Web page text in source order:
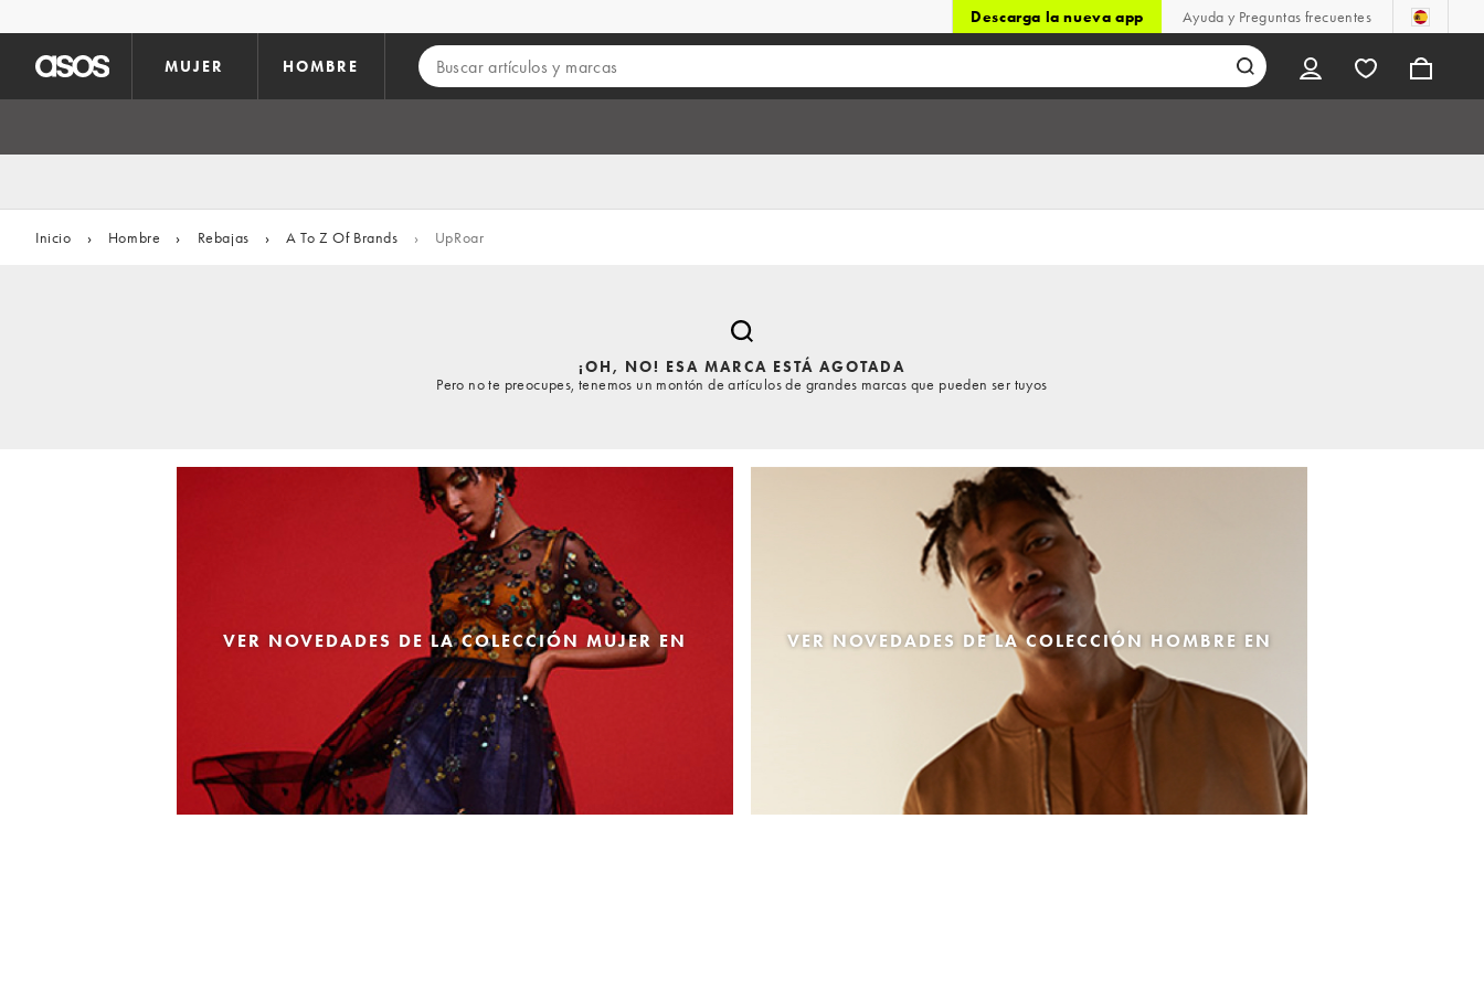
Descarga la nueva app Ayuda y Preguntas frecuentes
MUJER HOMBRE
Inicio › Hombre › Rebajas › A To Z Of Brands › UpRoar
¡OH, NO! ESA MARCA ESTÁ AGOTADA
Pero no te preocupes, tenemos un montón de artículos de grandes marcas que pueden ser tuyos
VER NOVEDADES DE LA COLECCIÓN MUJER EN VER NOVEDADES DE LA COLECCIÓN HOMBRE EN